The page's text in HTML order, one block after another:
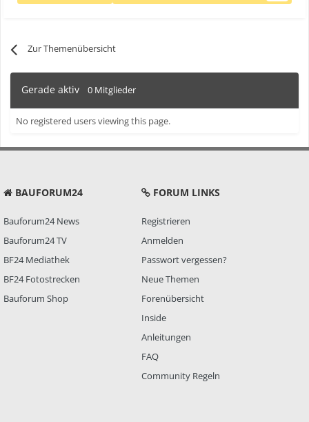
Zur Themenübersicht
Gerade aktiv 0 Mitglieder
No registered users viewing this page.
BAUFORUM24
Bauforum24 News
Bauforum24 TV
BF24 Mediathek
BF24 Fotostrecken
Bauforum Shop
FORUM LINKS
Registrieren
Anmelden
Passwort vergessen?
Neue Themen
Forenübersicht
Inside
Anleitungen
FAQ
Community Regeln